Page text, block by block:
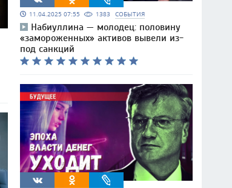
11.04.2025 07:55 1383 СОБЫТИЯ
Набиуллина — молодец: половину
«замороженных» активов вывели из-
под санкций